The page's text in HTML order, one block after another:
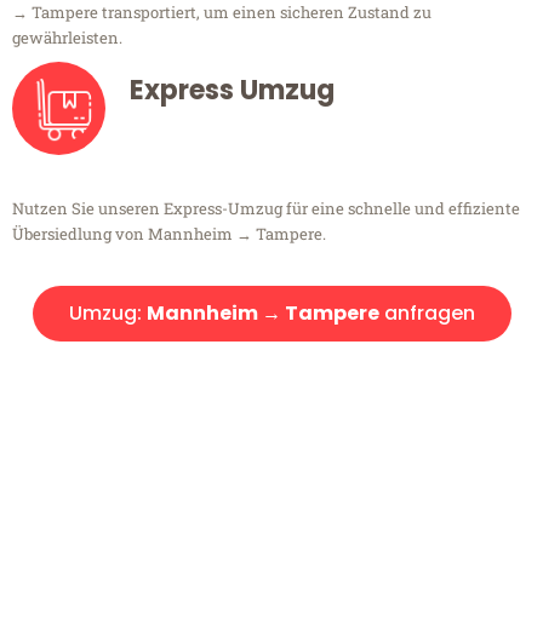
→ Tampere transportiert, um einen sicheren Zustand zu
gewährleisten.
Express Umzug
Nutzen Sie unseren Express-Umzug für eine schnelle und effiziente
Übersiedlung von Mannheim → Tampere.
Umzug: Mannheim → Tampereanfragen